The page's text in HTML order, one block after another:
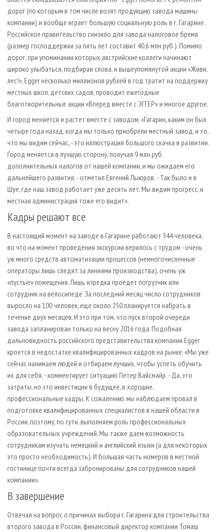
дорог (по которым в том числе возят продукцию завода машины
компании) и вообще играет большую социальную роль в г. Гагарине.
Российское правительство снизило для завода налоговое бремя
(размер господдержки за пять лет составит 40,6 млн руб.). Помимо
дорог, при упоминании которых австрийские коллеги начинают
широко улыбаться, подбирая слова, и вышеупомянутой акции «Живи,
лес!», Egger несколько миллионов рублей в год тратит на поддержку
местных школ, детских садов, проводит ежегодные
благотворительные акции «Вперед вместе с ЭГГЕР» и многое другое.
И город меняется и растет вместе с заводом. «Гагарин, каким он был
четыре года назад, когда мы только приобрели местный завод, и то,
что мы видим сейчас, - это иллюстрация большого скачка в развитии.
Город меняется в лучшую сторону, получая 9 млн руб.
дополнительных налогов от нашей компании, и мы ожидаем его
дальнейшего развития, - отметил Евгений Лыюров. - Так было и в
Шуе, где наш завод работает уже десять лет. Мы видим прогресс, и
местная администрация тоже его видит».
Кадры решают все
В настоящий момент на заводе в Гагарине работают 544 человека,
во что на момент проведения экскурсии верилось с трудом - очень
уж много средств автоматизации процессов (немногочисленные
операторы лишь следят за линиями производства), очень уж
«пустые» помещения. Лишь изредка проедет погрузчик или
сотрудник на велосипеде. За последний месяц число сотрудников
выросло на 100 человек, еще около 250 планируется набрать в
течение двух месяцев. И это при том, что пуск второй очереди
завода запланирован только на весну 2016 года. Подобная
дальновидность российского представительства компании Egger
кроется в недостатке квалифицированных кадров на рынке. «Мы уже
сейчас нанимаем людей и отбираем лучших, чтобы успеть обучить
их для себя, - комментирует ситуацию Петер Вайсмайр. - Да, это
затраты, но это инвестиции в будущее, в хорошие,
профессиональные кадры. К сожалению, мы наблюдаем провал в
подготовке квалифицированных специалистов в нашей области в
России, поэтому, по сути, выполняем роль профессиональных
образовательных учреждений. Мы также даем возможность
сотрудникам изучать немецкий и английский языки (а для некоторых
это просто необходимость). И большая часть номеров в местной
гостинице почти всегда забронированы для сотрудников нашей
компании».
В завершение
Отвечая на вопрос о причинах выбора г. Гагарина для строительства
второго завода в России, финансовый директор компании Томаш